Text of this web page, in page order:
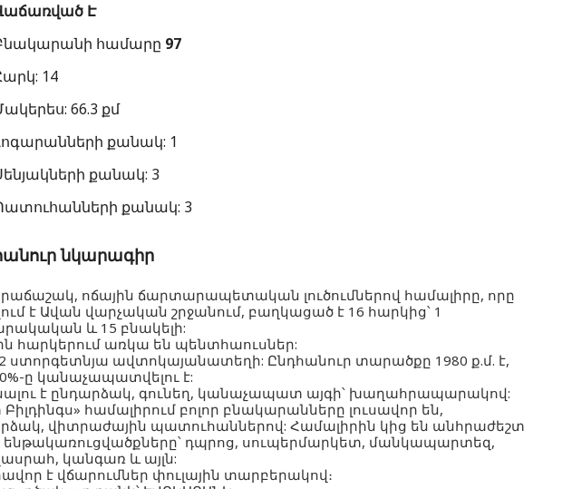
Է
համարը 97
14
66.3 քմ
քանակ: 1
քանակ: 3
քանակ: 3
նկարագիր
ոճային ճարտարապետական լուծումներով համալիրը, որը
է Ավան վարչական շրջանում, բաղկացած է 16 հարկից՝ 1
և 15 բնակելի:
հարկերում առկա են պենտհաուսներ:
ստորգետնյա ավտոկայանատեղի: Ընդհանուր տարածքը 1980 ք.մ. է,
ը կանաչապատվելու է:
է ընդարձակ, գունեղ, կանաչապատ այգի՝ խաղահրապարակով:
համալիրում բոլոր բնակարանները լուսավոր են,
վիտրաժային պատուհաններով: Համալիրին կից են անհրաժեշտ
ենթակառուցվածքները՝ դպրոց, սուպերմարկետ, մանկապարտեզ,
կանգառ և այլն:
է վճարումներ փուլային տարբերակով։